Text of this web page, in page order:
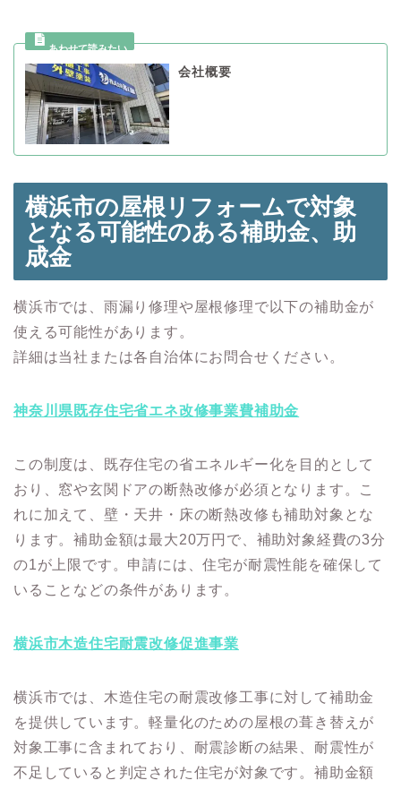
会社概要
横浜市の屋根リフォームで対象
となる可能性のある補助金、助
成金
横浜市では、雨漏り修理や屋根修理で以下の補助金が
使える可能性があります。
詳細は当社または各自治体にお問合せください。
神奈川県既存住宅省エネ改修事業費補助金
この制度は、既存住宅の省エネルギー化を目的として
おり、窓や玄関ドアの断熱改修が必須となります。 こ
れに加えて、壁・天井・床の断熱改修も補助対象とな
ります。補助金額は最大20万円で、補助対象経費の3分
の1が上限です。 申請には、住宅が耐震性能を確保して
いることなどの条件があります。
横浜市木造住宅耐震改修促進事業
横浜市では、木造住宅の耐震改修工事に対して補助金
を提供しています。軽量化のための屋根の葺き替えが
対象工事に含まれており、耐震診断の結果、耐震性が
不足していると判定された住宅が対象です。 補助金額